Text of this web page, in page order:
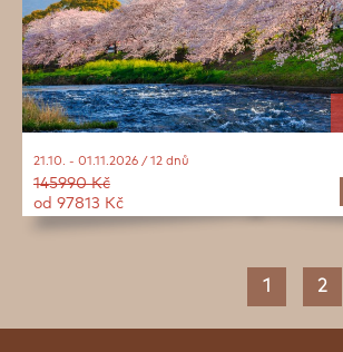
21.10. - 01.11.2026 / 12 dnů
145990 Kč
od 97813 Kč
1 2